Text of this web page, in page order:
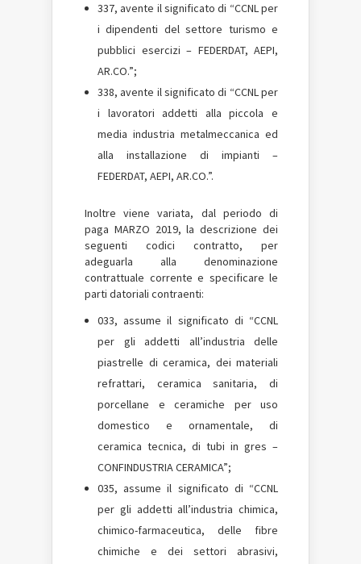
337, avente il significato di “CCNL per
i dipendenti del settore turismo e
pubblici esercizi – FEDERDAT, AEPI,
AR.CO.”;
338, avente il significato di “CCNL per
i lavoratori addetti alla piccola e
media industria metalmeccanica ed
alla installazione di impianti –
FEDERDAT, AEPI, AR.CO.”.
Inoltre viene variata, dal periodo di
paga MARZO 2019, la descrizione dei
seguenti codici contratto, per
adeguarla alla denominazione
contrattuale corrente e specificare le
parti datoriali contraenti:
033, assume il significato di “CCNL
per gli addetti all’industria delle
piastrelle di ceramica, dei materiali
refrattari, ceramica sanitaria, di
porcellane e ceramiche per uso
domestico e ornamentale, di
ceramica tecnica, di tubi in gres –
CONFINDUSTRIA CERAMICA”;
035, assume il significato di “CCNL
per gli addetti all’industria chimica,
chimico-farmaceutica, delle fibre
chimiche e dei settori abrasivi,